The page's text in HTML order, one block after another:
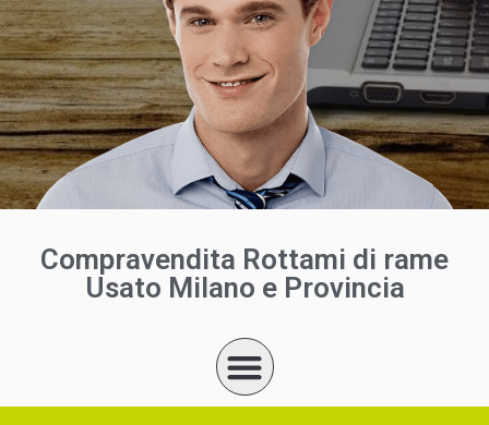
Compravendita Rottami di rame
Usato Milano e Provincia